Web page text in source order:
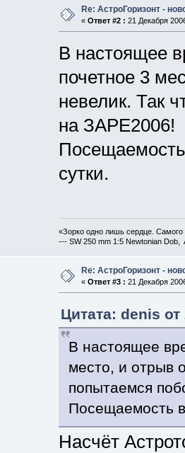
Re: АстроГоризонт -
« Ответ #2 : 21 Декабря
В настоящее
почетное 3
невелик. Так
на ЗАРЕ2006!
сутки.
«Зорко одно лишь сердце.
--- SW 250 mm 1:5 Newtonian
Re: АстроГоризонт -
« Ответ #3 : 21 Декабря
Цитата: denis
В настоящее
место, и отрыв
попытаемся
Посещаемость
Насчёт